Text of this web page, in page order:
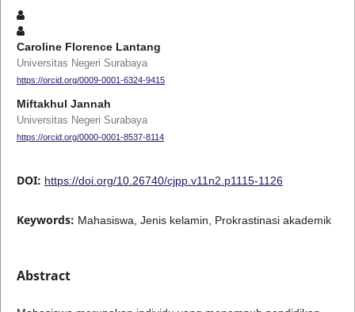
Caroline Florence Lantang
Universitas Negeri Surabaya
https://orcid.org/0009-0001-6324-9415
Miftakhul Jannah
Universitas Negeri Surabaya
https://orcid.org/0000-0001-8537-8114
DOI: https://doi.org/10.26740/cjpp.v11n2.p1115-1126
Keywords: Mahasiswa, Jenis kelamin, Prokrastinasi akademik
Abstract